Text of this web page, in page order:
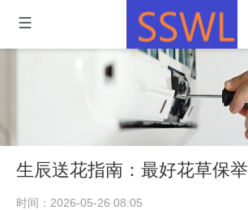
生辰送花指南：最好花草保举
时间：2026-05-26 08:05